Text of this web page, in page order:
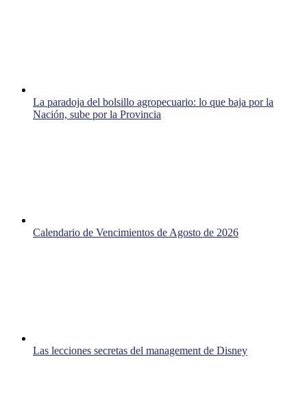
La paradoja del bolsillo agropecuario: lo que baja por la
Nación, sube por la Provincia
Calendario de Vencimientos de Agosto de 2026
Las lecciones secretas del management de Disney